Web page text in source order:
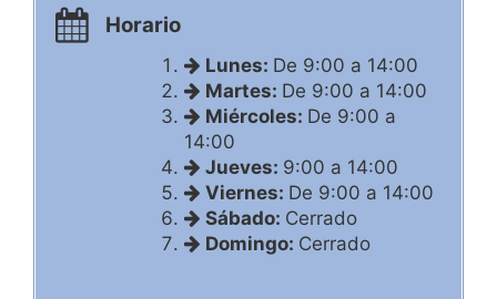
Horario
Lunes: De 9:00 a 14:00
Martes: De 9:00 a 14:00
Miércoles: De 9:00 a
14:00
Jueves: 9:00 a 14:00
Viernes: De 9:00 a 14:00
Sábado: Cerrado
Domingo: Cerrado